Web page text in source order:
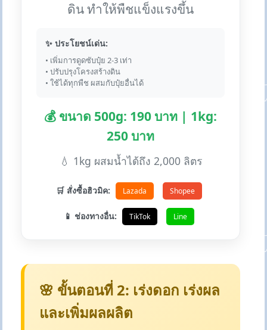
ดิน ทำให้พืชแข็งแรงขึ้น
✨ ประโยชน์เด่น:
• เพิ่มการดูดซับปุ๋ย 2-3 เท่า
• ปรับปรุงโครงสร้างดิน
• ใช้ได้ทุกพืช ผสมกับปุ๋ยอื่นได้
💰 ขนาด 500g: 190 บาท | 1kg:
250 บาท
💧 1kg ผสมน้ำได้ถึง 2,000 ลิตร
🛒 สั่งซื้อฮิวมิค: Lazada Shopee
📱 ช่องทางอื่น: TikTok Line
🌸 ขั้นตอนที่ 2: เร่งดอก เร่งผล
และเพิ่มผลผลิต